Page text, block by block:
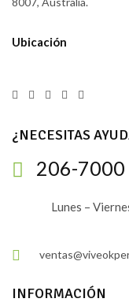
Ubicación
¿NECESITAS
206-7000
Lunes –
INFORMACIÓN